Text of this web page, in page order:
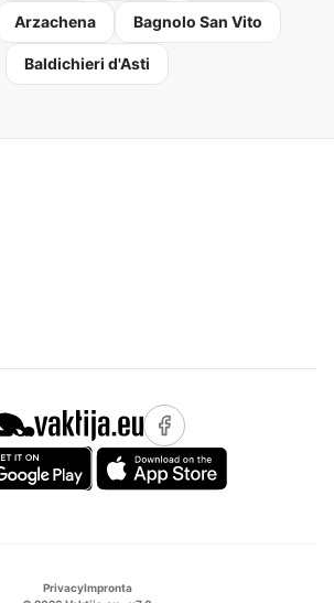
Arzachena Bagnolo San Vito
Baldichieri d'Asti
PrivacyImpronta